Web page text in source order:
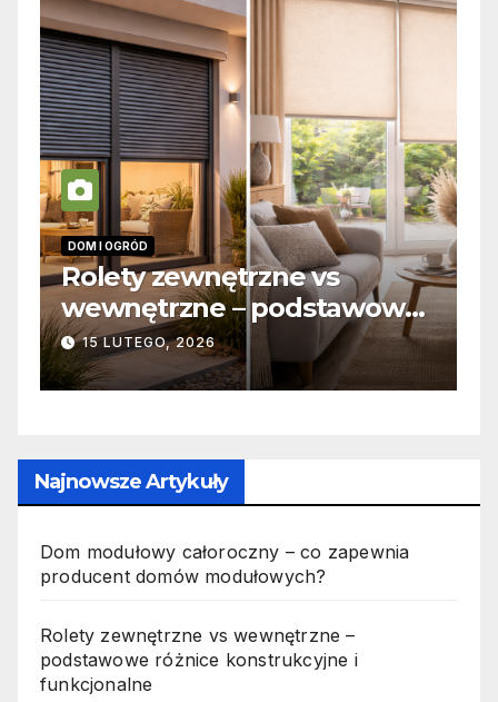
vs
i
INFORMACJE
Zabicie owada a
odpowiedzialność
jak wygląda to w
19 PAŹDZIERNIKA, 2025
Najnowsze Artykuły
Dom modułowy całoroczny – co zapewnia
producent domów modułowych?
Rolety zewnętrzne vs wewnętrzne –
podstawowe różnice konstrukcyjne i
funkcjonalne